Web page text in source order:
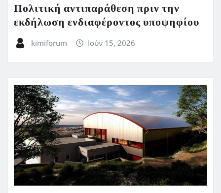
Πολιτική αντιπαράθεση πριν την
εκδήλωση ενδιαφέροντος υποψηφίου
kimiforum Ιούν 15, 2026